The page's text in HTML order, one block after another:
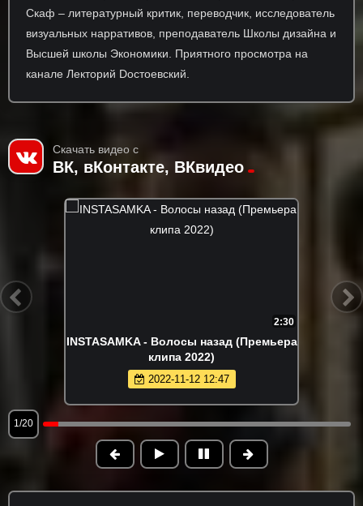
Скаф – литературный критик, переводчик, исследователь
визуальных нарративов, преподаватель Школы дизайна и
Высшей школы Экономики. Приятного просмотра на
канале Лекторий Dостоевский.
Скачать видео с
ВК, вКонтакте, ВКвидео
2:30
INSTASAMKA - Волосы назад (Премьера
клипа 2022)
2022-11-12 12:47
1/20